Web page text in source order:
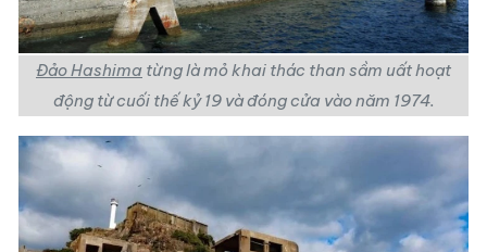
Đảo Hashima từng là mỏ khai thác than sầm uất hoạt
động từ cuối thế kỷ 19 và đóng cửa vào năm 1974.